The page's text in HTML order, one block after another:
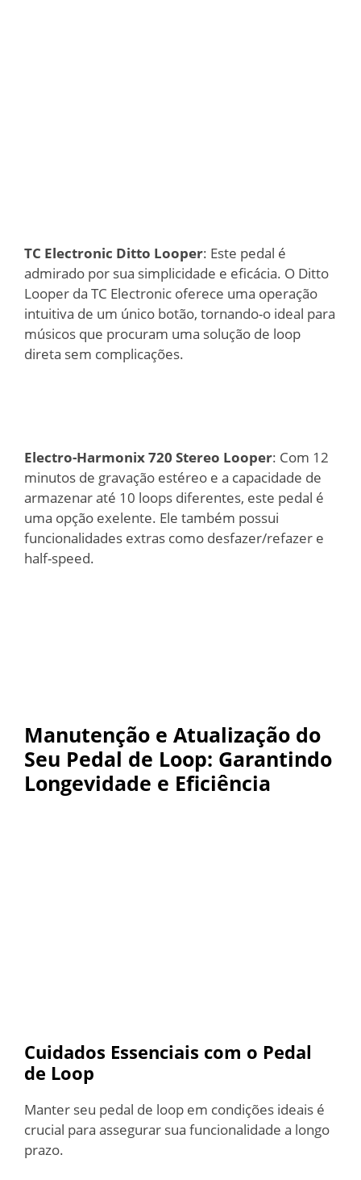
TC Electronic Ditto Looper: Este pedal é
admirado por sua simplicidade e eficácia. O Ditto
Looper da TC Electronic oferece uma operação
intuitiva de um único botão, tornando-o ideal para
músicos que procuram uma solução de loop
direta sem complicações.
Electro-Harmonix 720 Stereo Looper: Com 12
minutos de gravação estéreo e a capacidade de
armazenar até 10 loops diferentes, este pedal é
uma opção exelente. Ele também possui
funcionalidades extras como desfazer/refazer e
half-speed.
Manutenção e Atualização do
Seu Pedal de Loop: Garantindo
Longevidade e Eficiência
Cuidados Essenciais com o Pedal
de Loop
Manter seu pedal de loop em condições ideais é
crucial para assegurar sua funcionalidade a longo
prazo.